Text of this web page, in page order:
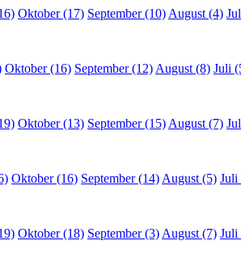
Oktober (17) September (10) August (4)
Oktober (16) September (12) August (8) Juli
Oktober (13) September (15) August (7)
Oktober (16) September (14) August (5) Juli
Oktober (18) September (3) August (7) Juli